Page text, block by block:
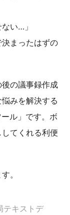
い…」
決まったはずの
の議事録作成
みを解決する
ル」です。ボ
てくれる利便
。
テキストデ